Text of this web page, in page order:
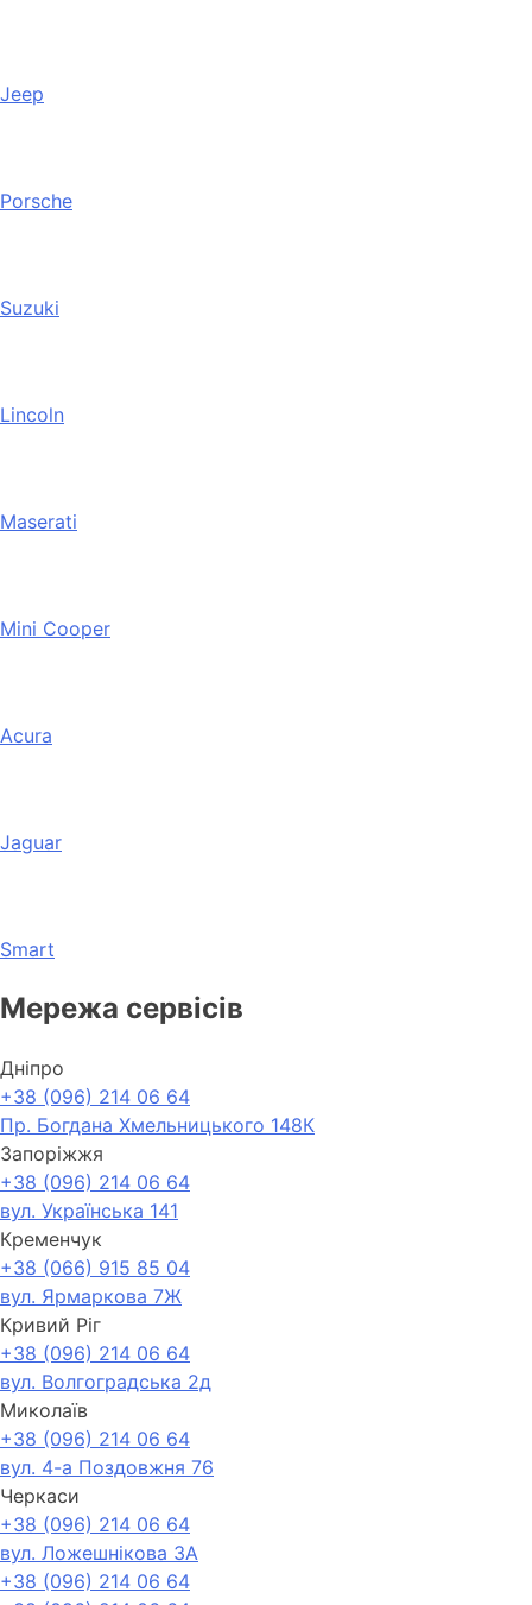
Jeep
Porsche
Suzuki
Lincoln
Maserati
Mini Cooper
Acura
Jaguar
Smart
Мережа сервісів
Дніпро
+38 (096) 214 06 64
Пр. Богдана Хмельницького 148К
Запоріжжя
+38 (096) 214 06 64
вул. Українська 141
Кременчук
+38 (066) 915 85 04
вул. Ярмаркова 7Ж
Кривий Ріг
+38 (096) 214 06 64
вул. Волгоградська 2д
Миколаїв
+38 (096) 214 06 64
вул. 4-а Поздовжня 76
Черкаси
+38 (096) 214 06 64
вул. Ложешнікова 3А
+38 (096) 214 06 64